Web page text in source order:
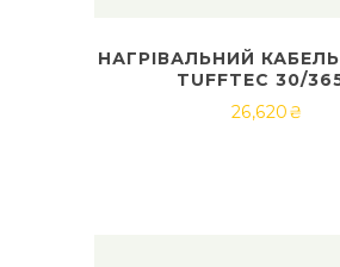
НАГРІВАЛЬНИЙ КАБЕЛЬ
TUFFTEC 30/
26,620₴